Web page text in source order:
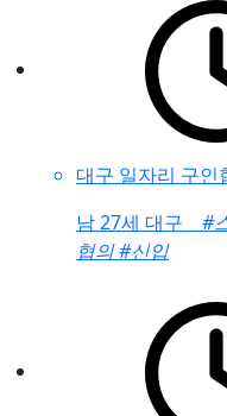
대구 일자리 구인
남27세 대구 #
협의#신입